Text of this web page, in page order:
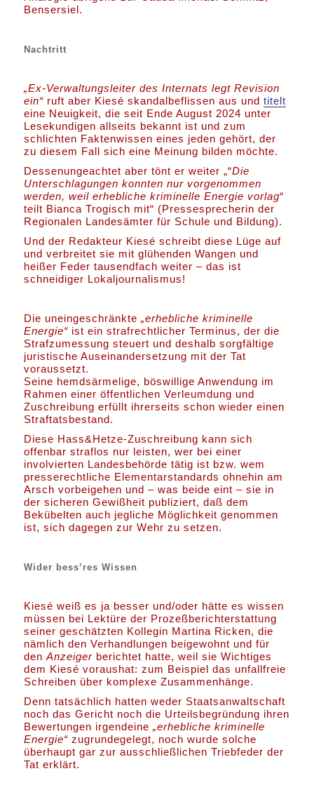
Bensersiel.
Nachtritt
„Ex-Verwaltungsleiter des Internats legt Revision
ein“ ruft aber Kiesé skandalbeflissen aus undtitelt
eine Neuigkeit, die seit Ende August 2024 unter
Lesekundigen allseits bekannt ist und zum
schlichten Faktenwissen eines jeden gehört, der
zu diesem Fall sich eine Meinung bilden möchte.
Dessenungeachtet aber tönt er weiter „“Die
Unterschlagungen konnten nur vorgenommen
werden, weil erhebliche kriminelle Energie vorlag“
teilt Bianca Trogisch mit“ (Pressesprecherin der
Regionalen Landesämter für Schule und Bildung).
Und der Redakteur Kiesé schreibt diese Lüge auf
und verbreitet sie mit glühenden Wangen und
heißer Feder tausendfach weiter – das ist
schneidiger Lokaljournalismus!
Die uneingeschränkte„erhebliche kriminelle
Energie“ ist ein strafrechtlicher Terminus, der die
Strafzumessung steuert und deshalb sorgfältige
juristische Auseinandersetzung mit der Tat
voraussetzt.
Seine hemdsärmelige, böswillige Anwendung im
Rahmen einer öffentlichen Verleumdung und
Zuschreibung erfüllt ihrerseits schon wieder einen
Straftatsbestand.
Diese Hass&Hetze-Zuschreibung kann sich
offenbar straflos nur leisten, wer bei einer
involvierten Landesbehörde tätig ist bzw. wem
presserechtliche Elementarstandards ohnehin am
Arsch vorbeigehen und – was beide eint – sie in
der sicheren Gewißheit publiziert, daß dem
Bekübelten auch jegliche Möglichkeit genommen
ist, sich dagegen zur Wehr zu setzen.
Wider bess’res Wissen
Kiesé weiß es ja besser und/oder hätte es wissen
müssen bei Lektüre der Prozeßberichterstattung
seiner geschätzten Kollegin Martina Ricken, die
nämlich den Verhandlungen beigewohnt und für
denAnzeiger berichtet hatte, weil sie Wichtiges
dem Kiesé voraushat: zum Beispiel das unfallfreie
Schreiben über komplexe Zusammenhänge.
Denn tatsächlich hatten weder Staatsanwaltschaft
noch das Gericht noch die Urteilsbegründung ihren
Bewertungen irgendeine„erhebliche kriminelle
Energie“ zugrundegelegt, noch wurde solche
überhaupt gar zur ausschließlichen Triebfeder der
Tat erklärt.